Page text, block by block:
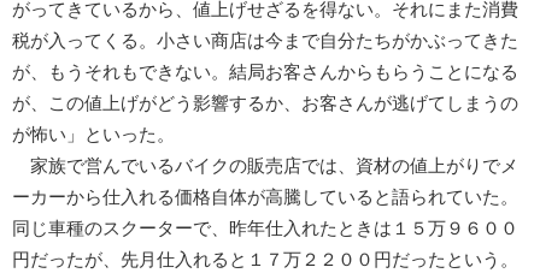
がってきているから、値上げせざるを得ない。それにまた消費
税が入ってくる。小さい商店は今まで自分たちがかぶってきた
が、もうそれもできない。結局お客さんからもらうことになる
が、この値上げがどう影響するか、お客さんが逃げてしまうの
が怖い」といった。
家族で営んでいるバイクの販売店では、資材の値上がりでメ
ーカーから仕入れる価格自体が高騰していると語られていた。
同じ車種のスクーターで、昨年仕入れたときは１５万９６００
円だったが、先月仕入れると１７万２２００円だったという。